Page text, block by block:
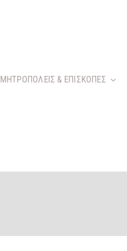
ΜΗΤΡΟΠΟΛΕΙΣ & ΕΠΙΣΚΟΠΕΣ